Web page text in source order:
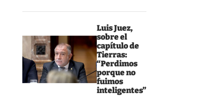
Luis Juez,
sobre el
capítulo de
Tierras:
“Perdimos
porque no
fuimos
inteligentes”